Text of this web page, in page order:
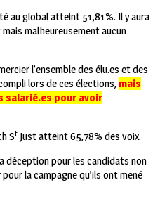
au global atteint 51,81%. Il y aura
malheureusement aucun
l’ensemble des élu.es et des
lors de ces élections,mais
salarié.es pour avoir
St Just atteint 65,78% des voix.
déception pour les candidats non
la campagne qu’ils ont mené